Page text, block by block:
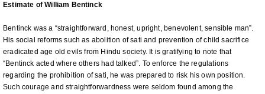
Estimate of William Bentinck
Bentinck was a “straightforward, honest, upright, benevolent, sensible man”.
His social reforms such as abolition of sati and prevention of child sacrifice
eradicated age old evils from Hindu society. It is gratifying to note that
“Bentinck acted where others had talked”. To enforce the regulations
regarding the prohibition of sati, he was prepared to risk his own position.
Such courage and straightforwardness were seldom found among the